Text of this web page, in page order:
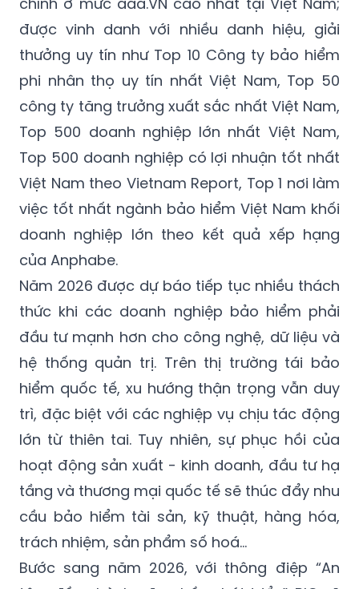
thưởng uy tín như Top 10 Công ty bảo hiểm
phi nhân thọ uy tín nhất Việt Nam, Top 50
công ty tăng trưởng xuất sắc nhất Việt Nam,
Top 500 doanh nghiệp lớn nhất Việt Nam,
Top 500 doanh nghiệp có lợi nhuận tốt nhất
Việt Nam theo Vietnam Report, Top 1 nơi làm
việc tốt nhất ngành bảo hiểm Việt Nam khối
doanh nghiệp lớn theo kết quả xếp hạng
của Anphabe.
Năm 2026 được dự báo tiếp tục nhiều thách
thức khi các doanh nghiệp bảo hiểm phải
đầu tư mạnh hơn cho công nghệ, dữ liệu và
hệ thống quản trị. Trên thị trường tái bảo
hiểm quốc tế, xu hướng thận trọng vẫn duy
trì, đặc biệt với các nghiệp vụ chịu tác động
lớn từ thiên tai. Tuy nhiên, sự phục hồi của
hoạt động sản xuất - kinh doanh, đầu tư hạ
tầng và thương mại quốc tế sẽ thúc đẩy nhu
cầu bảo hiểm tài sản, kỹ thuật, hàng hóa,
trách nhiệm, sản phẩm số hoá…
Bước sang năm 2026, với thông điệp “An
tâm đồng hành, vững bền phát triển”, BIC sẽ
tiếp tục duy trì đà tăng trưởng ổn định, kiên